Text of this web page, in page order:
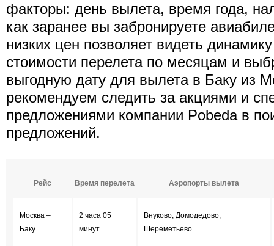
факторы: день вылета, время года,
как заранее вы забронируете
низких цен позволяет видеть
стоимости перелета по месяцам и
выгодную дату для вылета в Баку из
рекомендуем следить за акциями и
предложениями компании Pobeda в
предложений.
Рейс Время перелета Аэропорты вылета
Москва –
Баку
2 часа 05
минут
Внуково, Домодедово,
Шереметьево